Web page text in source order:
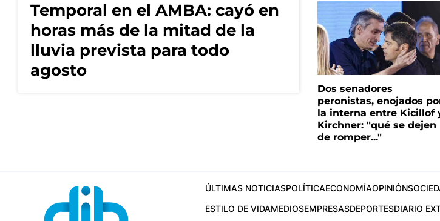
Temporal en el AMBA: cayó en
horas más de la mitad de la
lluvia prevista para todo
agosto
Dos senadores
peronistas, enojados
la interna entre Kicillof
Kirchner: "qué se dejen
de romper..."
ÚLTIMAS NOTICIASPOLÍTICAECONOMÍAOPINIÓN
ESTILO DE VIDAMEDIOSEMPRESASDEPORTESDIARIO